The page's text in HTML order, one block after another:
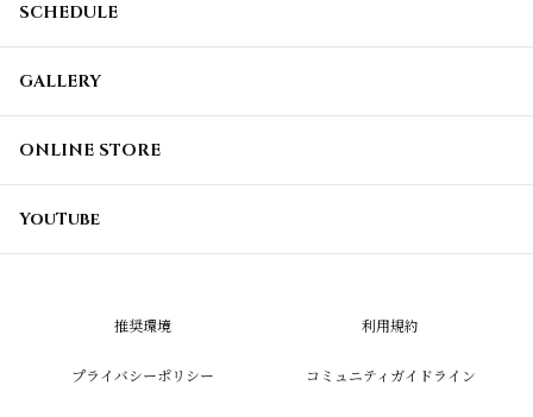
SCHEDULE
GALLERY
ONLINE STORE
YouTube
推奨環境 利用規約
プライバシーポリシー コミュニティガイドライン